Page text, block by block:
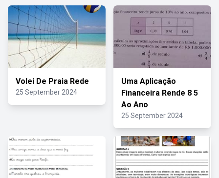
Volei De Praia Rede
25 September 2024
Uma Aplicação
Financeira Rende 8 5
Ao Ano
25 September 2024